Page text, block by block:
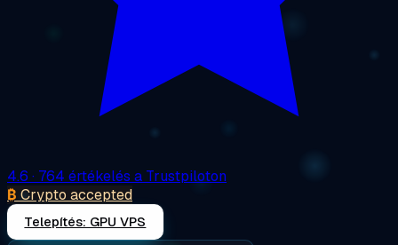
4.6 · 764 értékelés a Trustpiloton
₿ Crypto accepted
Telepítés: GPU VPS